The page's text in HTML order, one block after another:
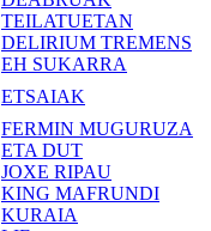
TEILATUETAN
DELIRIUM TREMENS
EH SUKARRA
ETSAIAK
FERMIN MUGURUZA
ETA DUT
JOXE RIPAU
KING MAFRUNDI
KURAIA